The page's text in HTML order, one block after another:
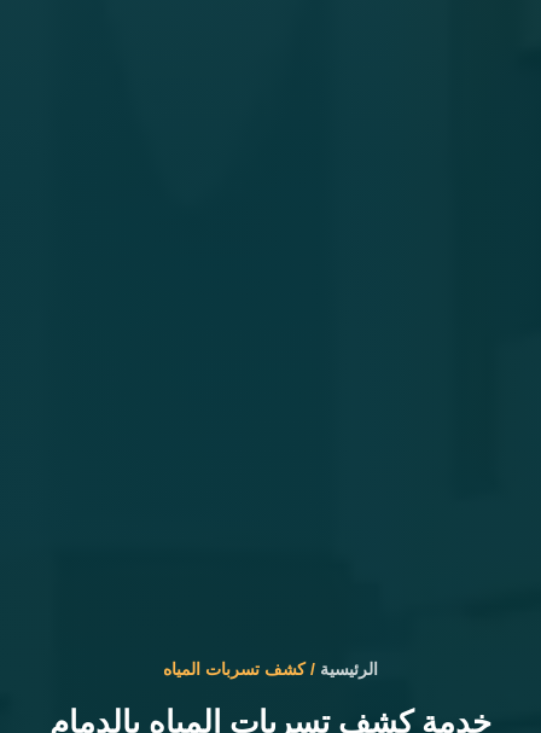
الرئيسية /كشف تسربات المياه
خدمة كشف تسربات المياه بالدمام